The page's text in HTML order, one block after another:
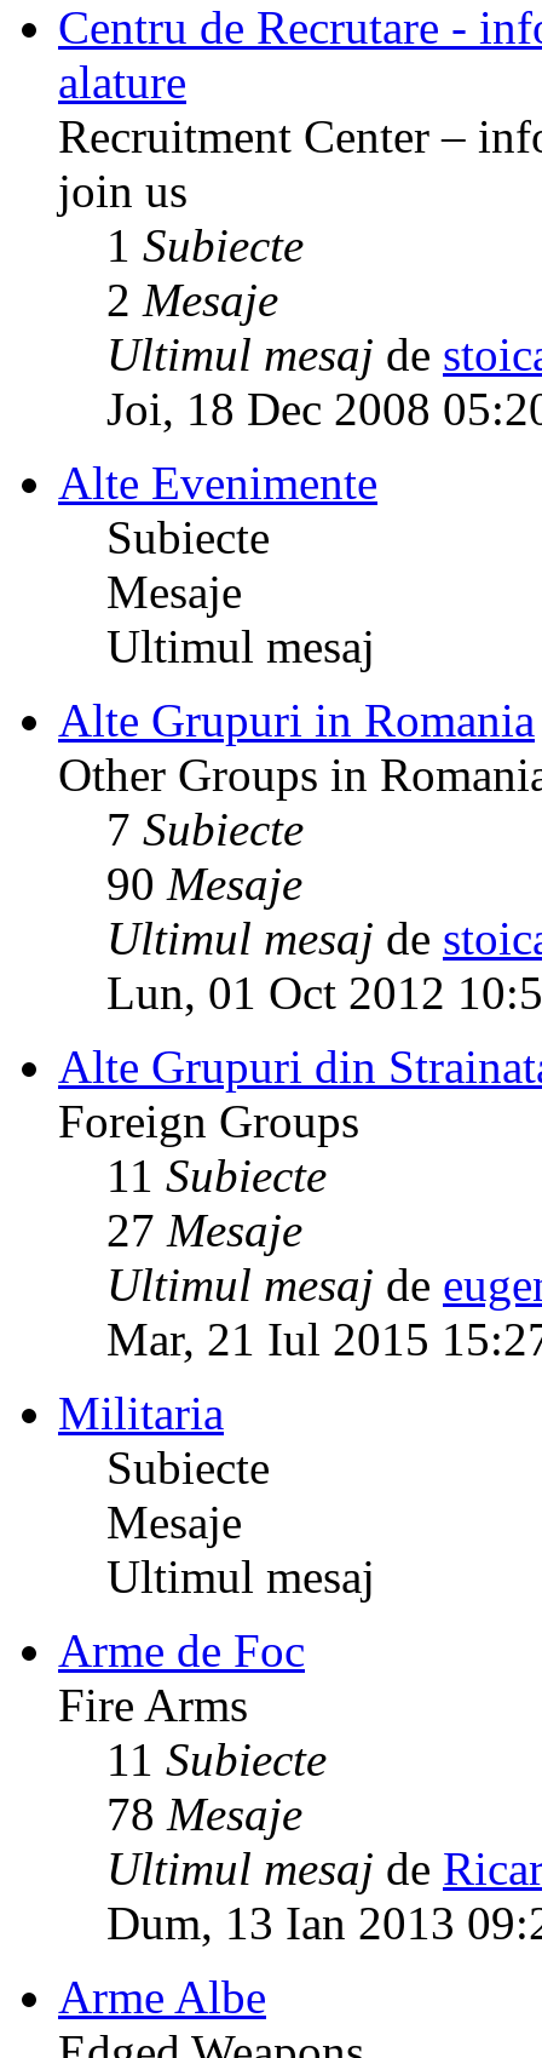
Centru de Recrutare -
alature
Recruitment Center –
join us
1 Subiecte
2 Mesaje
Ultimul mesaj de
Joi, 18 Dec 2008
Alte Evenimente
Subiecte
Mesaje
Ultimul mesaj
Alte Grupuri in Romania
Other Groups in
7 Subiecte
90 Mesaje
Ultimul mesaj de
Lun, 01 Oct 2012
Alte Grupuri din
Foreign Groups
11 Subiecte
27 Mesaje
Ultimul mesaj de
Mar, 21 Iul 2015
Militaria
Subiecte
Mesaje
Ultimul mesaj
Arme de Foc
Fire Arms
11 Subiecte
78 Mesaje
Ultimul mesaj de
Dum, 13 Ian 2013
Arme Albe